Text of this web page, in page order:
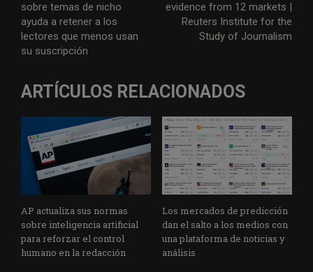
sobre temas de nicho
ayuda a retener a los
lectores que menos usan
su suscripción
evidence from 12 markets |
Reuters Institute for the
Study of Journalism
ARTÍCULOS RELACIONADOS
AP actualiza sus normas
sobre inteligencia artificial
para reforzar el control
humano en la redacción
Los mercados de predicción
dan el salto a los medios con
una plataforma de noticias y
análisis